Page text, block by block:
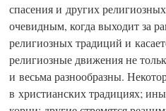
спасения и других
очевидным, когда выходит за
религиозных традиций и
религиозные движения не
и весьма разнообразны.
в христианских традициях;